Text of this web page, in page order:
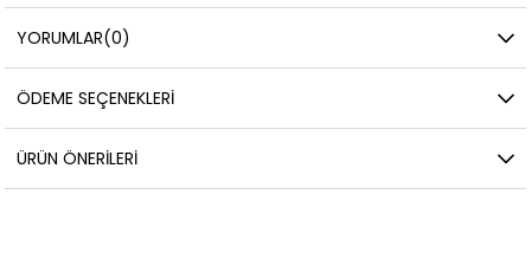
YORUMLAR(0)
ÖDEME SEÇENEKLERI
ÜRÜN ÖNERILERI